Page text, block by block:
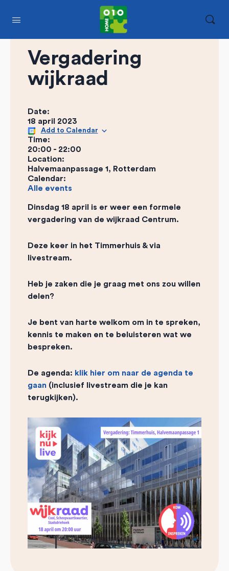
Vergadering
wijkraad
Date:
18 april 2023
Add to Calendar
Time:
20:00 - 22:00
Location:
Halvemaanpassage 1, Rotterdam
Calendar:
Alle events
Dinsdag 18 april is er weer een formele
vergadering van de wijkraad Centrum.
Deze keer in het Timmerhuis & via
livestream.
Heb je zaken die je graag met ons zou willen
delen?
Je bent van harte welkom om in te spreken,
kennis te maken en te beluisteren wat we
bespreken.
De agenda: klik hier om naar de agenda te
gaan(inclusief livestream die je kan
terugkijken).